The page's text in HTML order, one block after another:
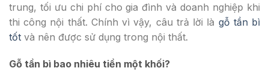
trung, tối ưu chi phí cho gia đình và doanh nghiệp khi
thi công nội thất. Chính vì vậy, câu trả lời là gỗ tần bì
tốt và nên được sử dụng trong nội thất.
Gỗ tần bì bao nhiêu tiền một khối?